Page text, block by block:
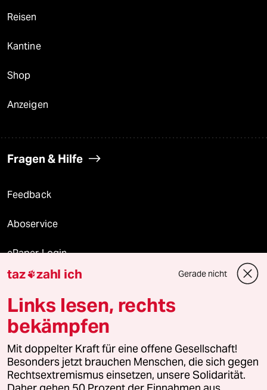
Reisen
Kantine
Shop
Anzeigen
Fragen & Hilfe
Feedback
Aboservice
ePaper Login
Downloads für Abonnierende
© 2026 taz Verlags und Vertriebs GmbH
Alle Rechte vorbehalten. Bei rechtlichen Fragen oder für Genehmigungen
wenden Sie sich bitte an
lizenzen@taz.de
taz zahl ich Gerade nicht
Links lesen, rechts
bekämpfen
Mit doppelter Kraft für eine offene Gesellschaft!
Besonders jetzt brauchen Menschen, die sich gegen
Rechtsextremismus einsetzen, unsere Solidarität.